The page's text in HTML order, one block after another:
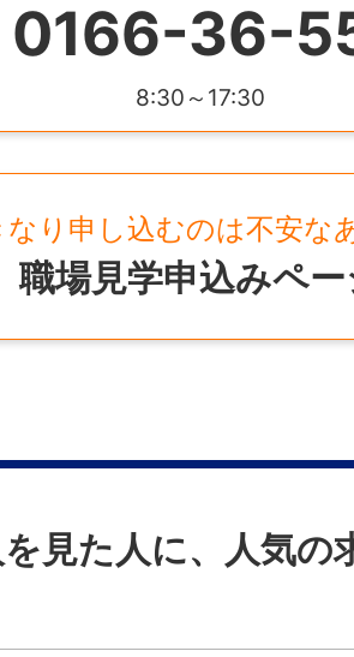
の教育・研修に活かすための指
います。
やりがい】
った紙製品は、カップラーメン
す。仕事中に完成品として目に
ぎ
市パルプ町505番地の1
0166-36-
8:30～17:30
なり申し込むのは不安な
職場見学申込みペ
見た人に、人気の